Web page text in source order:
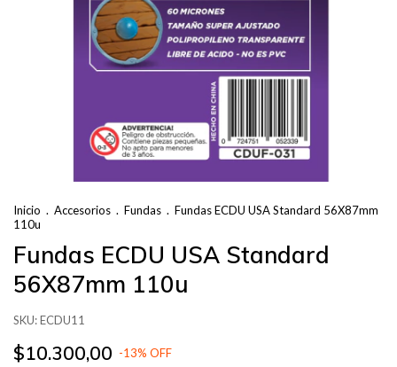
Inicio . Accesorios . Fundas . Fundas ECDU USA Standard 56X87mm
110u
Fundas ECDU USA Standard
56X87mm 110u
SKU:ECDU11
$10.300,00 -13% OFF